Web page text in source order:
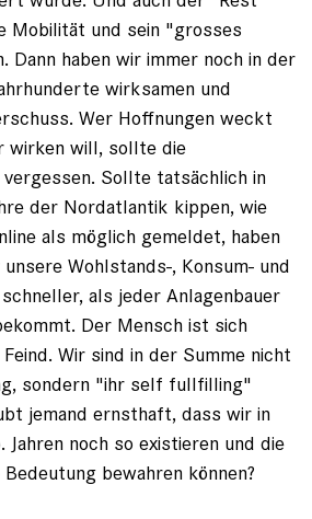
Mobilität und sein "grosses
Dann haben wir immer noch in der
wirksamen und
Wer Hoffnungen weckt
wirken will, sollte die
Sollte tatsächlich in
der Nordatlantik kippen, wie
als möglich gemeldet, haben
Wohlstands-, Konsum- und
als jeder Anlagenbauer
Der Mensch ist sich
Wir sind in der Summe nicht
sondern "ihr self fullfilling"
jemand ernsthaft, dass wir in
Jahren noch so existieren und die
bewahren können?